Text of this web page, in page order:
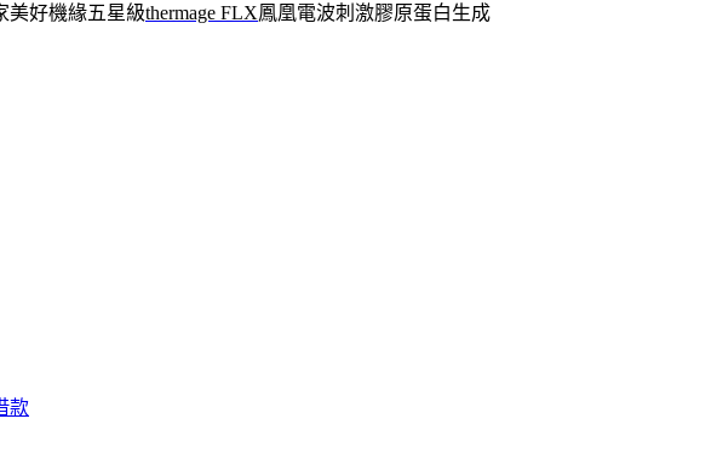
美好機緣五星級thermage FLX鳳凰電波刺激膠原蛋白生成
款